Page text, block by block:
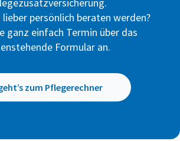
persönlich beraten werden?
ganz einfach Termin über das
Formular an.
zum Pflegerechner